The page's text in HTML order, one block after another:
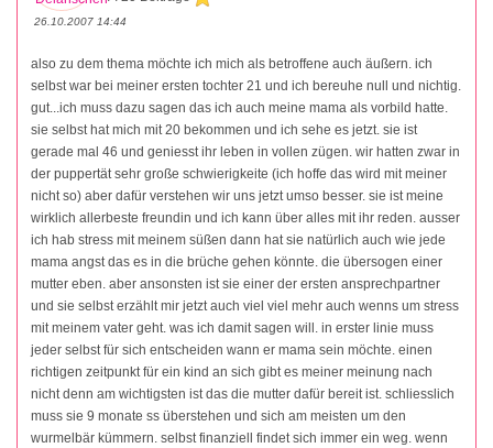
26.10.2007 14:44
also zu dem thema möchte ich mich als betroffene auch äußern. ich
selbst war bei meiner ersten tochter 21 und ich bereuhe null und nichtig.
gut...ich muss dazu sagen das ich auch meine mama als vorbild hatte.
sie selbst hat mich mit 20 bekommen und ich sehe es jetzt. sie ist
gerade mal 46 und geniesst ihr leben in vollen zügen. wir hatten zwar in
der puppertät sehr große schwierigkeite (ich hoffe das wird mit meiner
nicht so) aber dafür verstehen wir uns jetzt umso besser. sie ist meine
wirklich allerbeste freundin und ich kann über alles mit ihr reden. ausser
ich hab stress mit meinem süßen dann hat sie natürlich auch wie jede
mama angst das es in die brüche gehen könnte. die übersogen einer
mutter eben. aber ansonsten ist sie einer der ersten ansprechpartner
und sie selbst erzählt mir jetzt auch viel viel mehr auch wenns um stress
mit meinem vater geht. was ich damit sagen will. in erster linie muss
jeder selbst für sich entscheiden wann er mama sein möchte. einen
richtigen zeitpunkt für ein kind an sich gibt es meiner meinung nach
nicht denn am wichtigsten ist das die mutter dafür bereit ist. schliesslich
muss sie 9 monate ss überstehen und sich am meisten um den
wurmelbär kümmern. selbst finanziell findet sich immer ein weg. wenn